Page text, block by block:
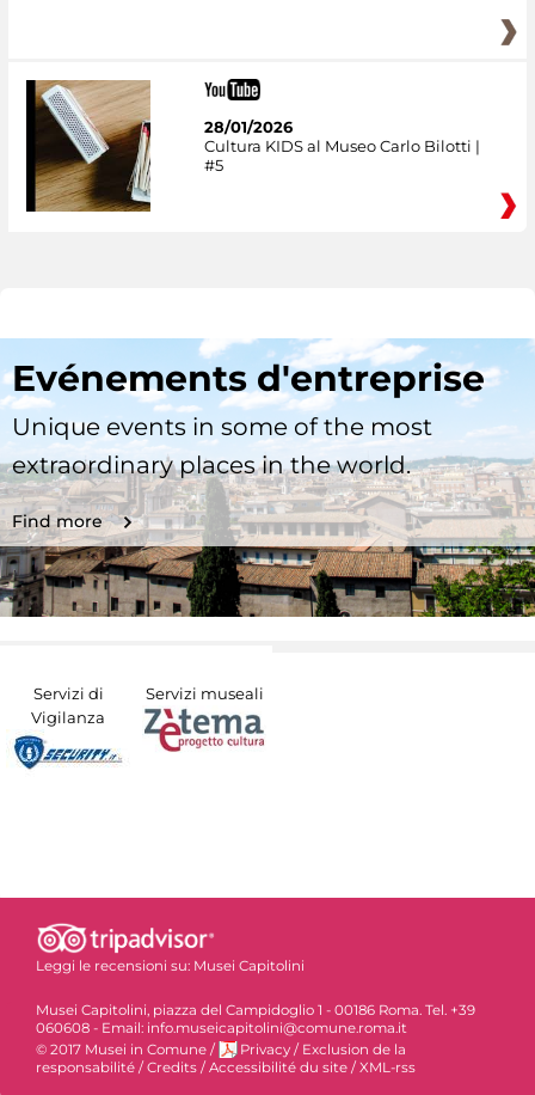
28/01/2026
Cultura KIDS al Museo Carlo Bilotti |
#5
Evénements d'entreprise
Unique events in some of the most
extraordinary places in the world.
Find more
Servizi di
Vigilanza
Servizi museali
Leggi le recensioni su: Musei Capitolini
Musei Capitolini, piazza del Campidoglio 1 - 00186 Roma. Tel. +39
060608 - Email: info.museicapitolini@comune.roma.it
© 2017 Musei in Comune / Privacy / Exclusion de la
responsabilité / Credits / Accessibilité du site / XML-rss